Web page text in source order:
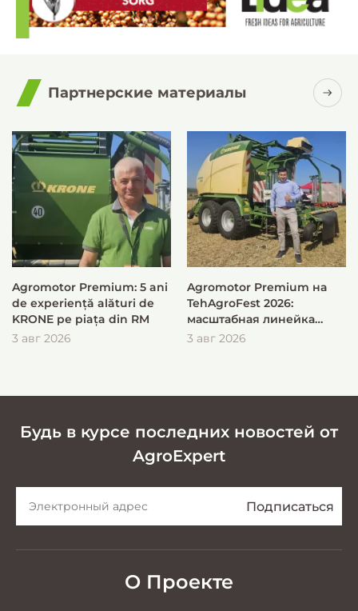
Партнерские материалы
Agromotor Premium: 5 ani
de experiență alături de
KRONE pe piața din RM
3 авг 2026
Agromotor Premium на
TehAgroFest 2026:
масштабная линейка
KRONE для быстрой и
3 авг 2026
Будь в курсе последних новостей от
AgroExpert
О Проекте